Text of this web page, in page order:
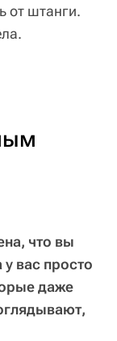
от штанги.
что вы
вас просто
даже